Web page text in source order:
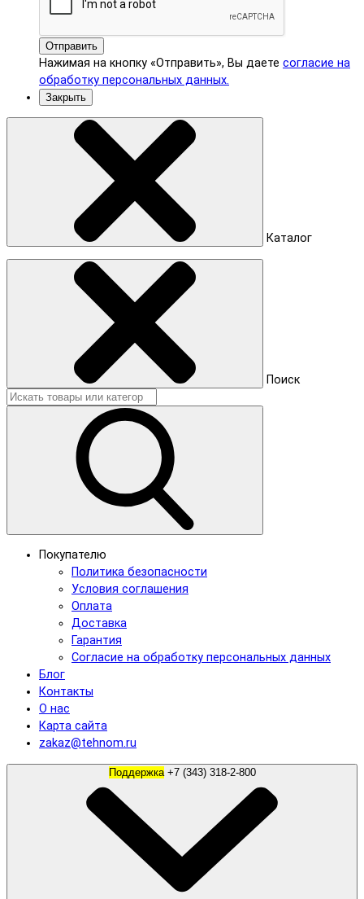
Отправить
Нажимая на кнопку «Отправить», Вы даете согласие на
обработку персональных данных.
Закрыть
Каталог
Поиск
Покупателю
Политика безопасности
Условия соглашения
Оплата
Доставка
Гарантия
Согласие на обработку персональных данных
Блог
Контакты
О нас
Карта сайта
zakaz@tehnom.ru
Поддержка +7 (343) 318-2-800